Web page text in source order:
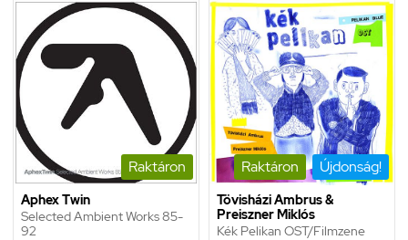
Raktáron
Aphex Twin
Selected Ambient Works 85-
92
Raktáron Újdonság!
Tövisházi Ambrus &
Preiszner Miklós
Kék Pelikan OST/Filmzene